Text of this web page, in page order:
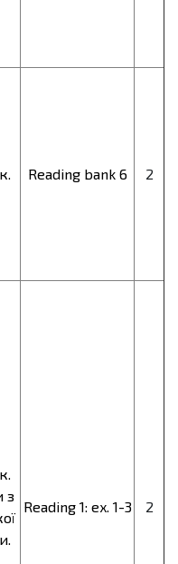
Reading bank 6 2
з
Reading 1: ex. 1-3 2